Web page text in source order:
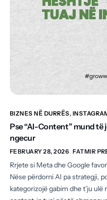
BIZNES NË DURRËS,
Pse “AI-Content” mund të
ngecur
FEBRUARY 28, 2026 FATMIR
Rrjete si Meta dhe Google
Nëse përdorni AI pa strategji,
kategorizojë gabim dhe t’ju